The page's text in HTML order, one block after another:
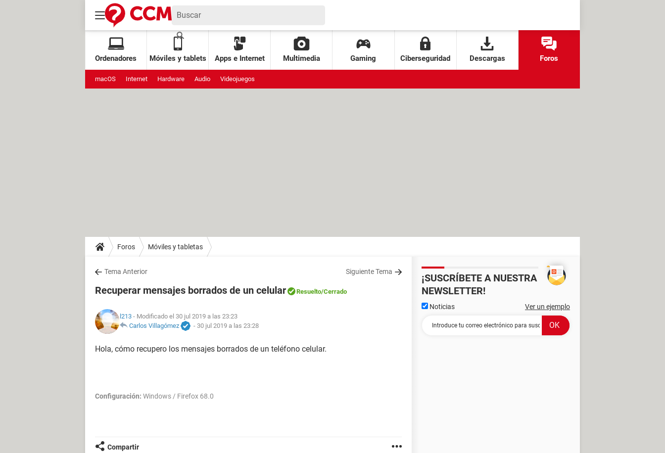
Ordenadores Móviles y tablets Apps e Internet Multimedia Gaming Ciberseguridad Descargas Foros
macOS Internet Hardware Audio Videojuegos
Foros Móviles y tabletas
Tema Anterior Siguiente Tema
Recuperar mensajes borrados de un celular Resuelto/Cerrado
l213 - Modificado el 30 jul 2019 a las 23:23
Carlos Villagómez
- 30 jul 2019 a las 23:28
Hola, cómo recupero los mensajes borrados de un teléfono celular.
Configuración: Windows / Firefox 68.0
Compartir
¡SUSCRÍBETE A NUESTRA
NEWSLETTER!
Noticias Ver un ejemplo